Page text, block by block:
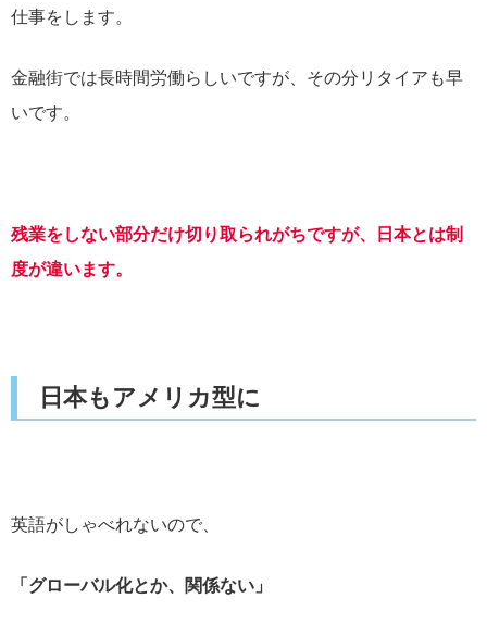
仕事をします。
金融街では長時間労働らしいですが、その分リタイアも早
いです。
残業をしない部分だけ切り取られがちですが、日本とは制
度が違います。
日本もアメリカ型に
英語がしゃべれないので、
「グローバル化とか、関係ない」